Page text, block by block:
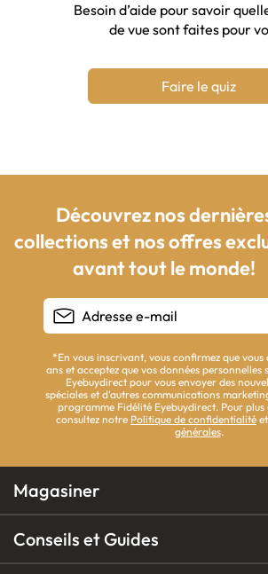
Besoin d’aide pour savoir
de vue sont faites pour
Faire le quiz
Découvrez nos
collections et nos offres
avant tout le monde!
*En vous inscrivant, vous confirmez que vous
ans et acceptez que vos données personnelles
Eyebuydirect pour vous envoyer des
spéciales et d'autres communications
programme Fidélité Eyebuydirect. Pour
consultez notre Politique de confidentialité
générales.
Magasiner
Conseils et Guides